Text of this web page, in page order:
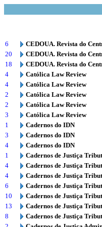
6
CEDOUA. Revista do
20
CEDOUA. Revista do
18
CEDOUA. Revista do
4
Católica Law Review
4
Católica Law Review
2
Católica Law Review
2
Católica Law Review
3
Católica Law Review
1
Cadernos do IDN
3
Cadernos do IDN
4
Cadernos do IDN
1
Cadernos de Justiça
4
Cadernos de Justiça
4
Cadernos de Justiça
6
Cadernos de Justiça
10
Cadernos de Justiça
13
Cadernos de Justiça
8
Cadernos de Justiça